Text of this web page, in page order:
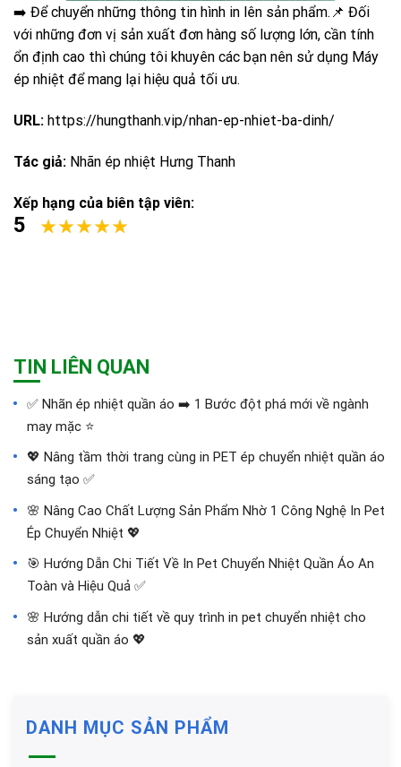
➡️ Để chuyển những thông tin hình in lên sản phẩm.📌 Đối
với những đơn vị sản xuất đơn hàng số lượng lớn, cần tính
ổn định cao thì chúng tôi khuyên các bạn nên sử dụng Máy
ép nhiệt để mang lại hiệu quả tối ưu.
URL: https://hungthanh.vip/nhan-ep-nhiet-ba-dinh/
Tác giả: Nhãn ép nhiệt Hưng Thanh
Xếp hạng của biên tập viên:
5
TIN LIÊN QUAN
✅‪ Nhãn ép nhiệt quần áo ➡️ 1 Bước đột phá mới về ngành
may mặc ⭐️
💖 Nâng tầm thời trang cùng in PET ép chuyển nhiệt quần áo
sáng tạo ✅
🌸 Nâng Cao Chất Lượng Sản Phẩm Nhờ 1 Công Nghệ In Pet
Ép Chuyển Nhiệt 💖
🎯 Hướng Dẫn Chi Tiết Về In Pet Chuyển Nhiệt Quần Áo An
Toàn và Hiệu Quả ✅
🌸 Hướng dẫn chi tiết về quy trình in pet chuyển nhiệt cho
sản xuất quần áo 💖
DANH MỤC SẢN PHẨM